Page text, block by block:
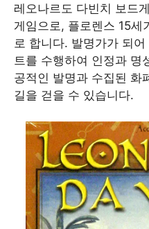
레오나르도 다빈치 보드
게임으로, 플로렌스 15세
로 합니다. 발명가가 되
트를 수행하여 인정과 명
공적인 발명과 수집된 화
길을 걷을 수 있습니다.